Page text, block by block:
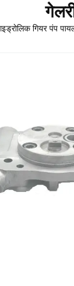
गियर पंप